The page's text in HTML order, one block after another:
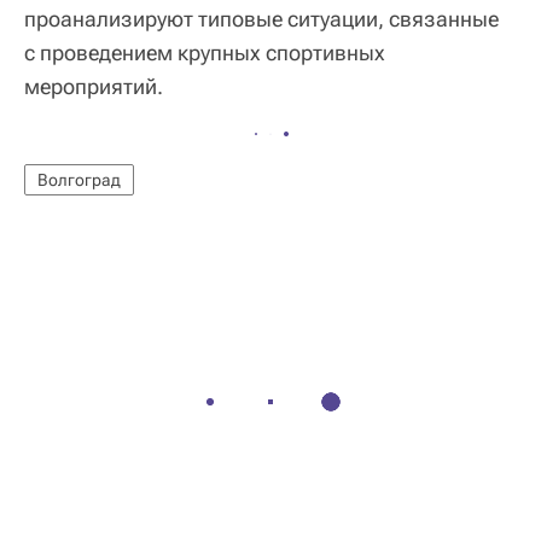
проанализируют типовые ситуации, связанные
с проведением крупных спортивных
мероприятий.
Волгоград